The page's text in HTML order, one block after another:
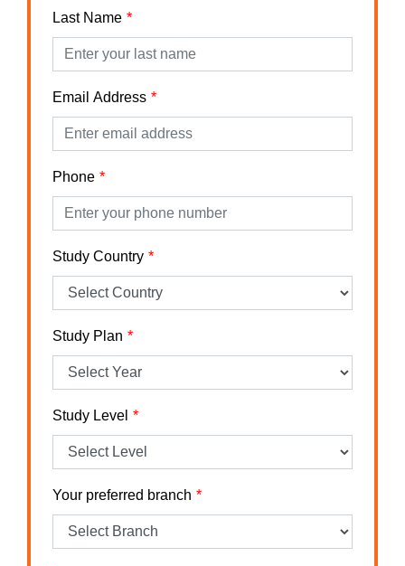
Last Name
Email Address
Phone
Study Country
Study Plan
Study Level
Your preferred branch